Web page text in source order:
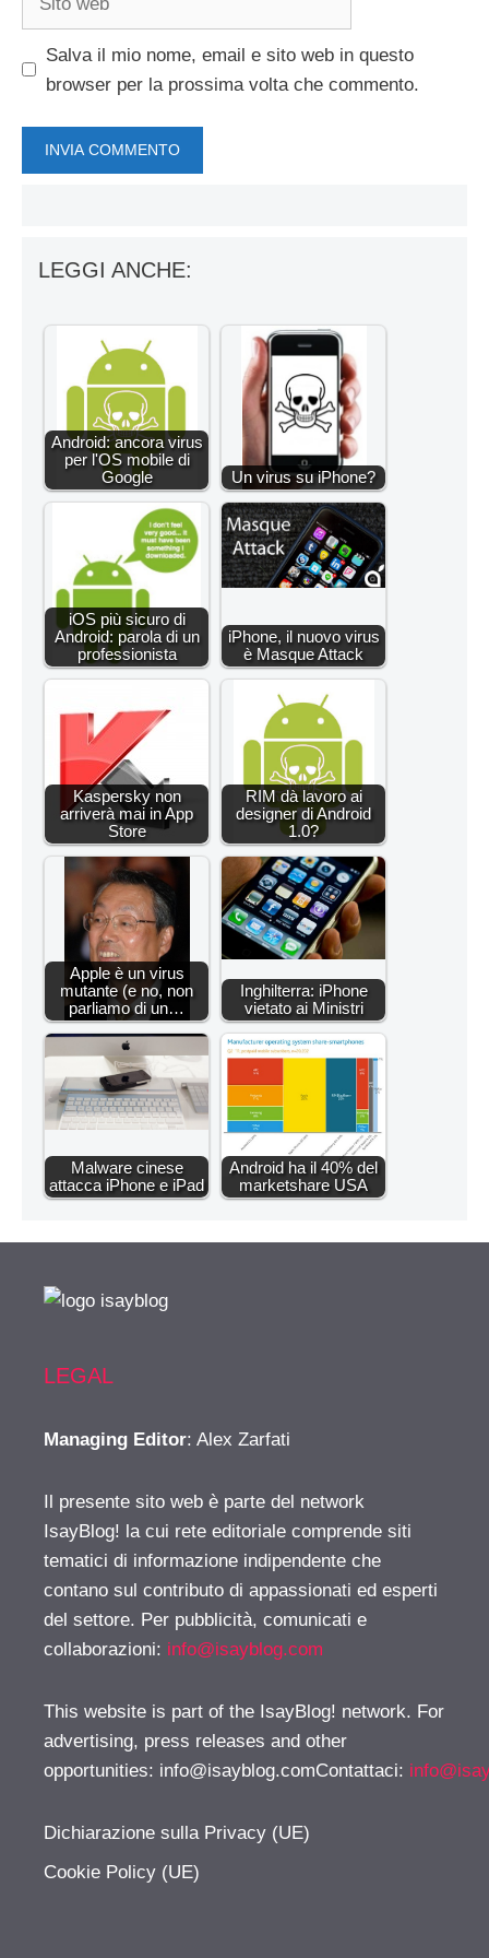
Salva il mio nome, email e sito web in questo
browser per la prossima volta che commento.
LEGGI ANCHE:
Android: ancora virus
per l'OS mobile di
Google
Un virus su iPhone?
iOS più sicuro di
Android: parola di un
professionista
iPhone, il nuovo virus
è Masque Attack
Kaspersky non
arriverà mai in App
Store
RIM dà lavoro ai
designer di Android
1.0?
Apple è un virus
mutante (e no, non
parliamo di un…
Inghilterra: iPhone
vietato ai Ministri
Malware cinese
attacca iPhone e iPad
Android ha il 40% del
marketshare USA
LEGAL
Managing Editor: Alex Zarfati
Il presente sito web è parte del network
IsayBlog! la cui rete editoriale comprende siti
tematici di informazione indipendente che
contano sul contributo di appassionati ed esperti
del settore. Per pubblicità, comunicati e
collaborazioni: info@isayblog.com
This website is part of the IsayBlog! network. For
advertising, press releases and other
opportunities: info@isayblog.comContattaci:
Dichiarazione sulla Privacy (UE)
Cookie Policy (UE)